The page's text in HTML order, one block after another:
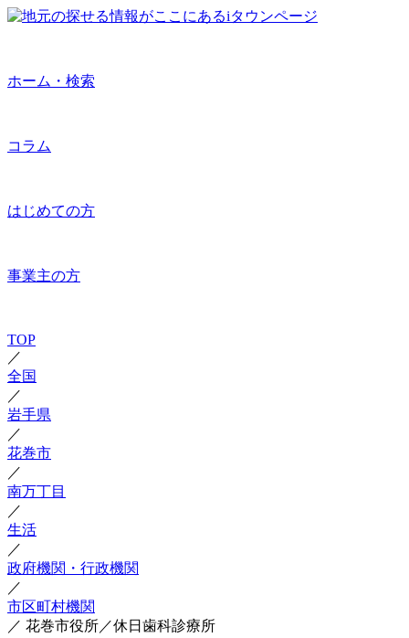
ホーム・検索
コラム
はじめての方
事業主の方
TOP
／
全国
／
岩手県
／
花巻市
／
南万丁目
／
生活
／
政府機関・行政機関
／
市区町村機関
／ 花巻市役所／休日歯科診療所